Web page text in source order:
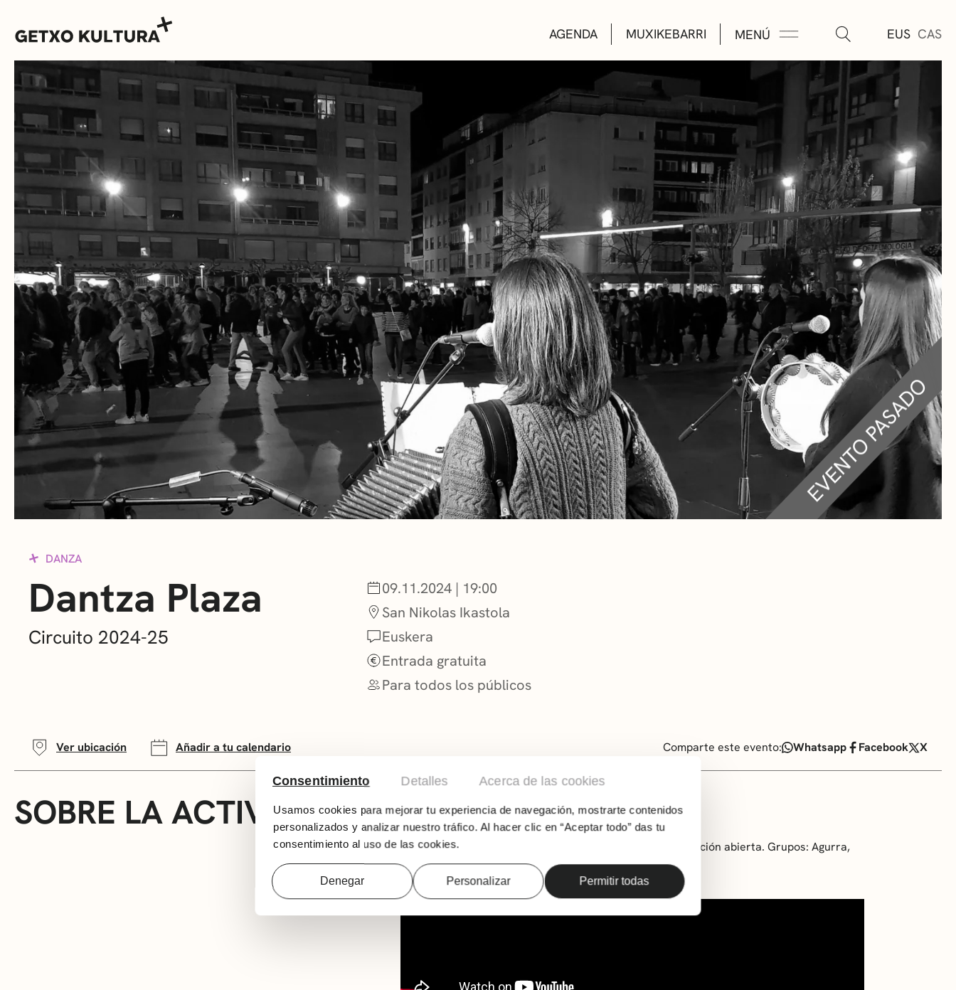
Consentimiento Detalles Acerca de las cookies
Usamos cookies para mejorar tu experiencia de navegación, mostrarte contenidos
personalizados y analizar nuestro tráfico. Al hacer clic en “Aceptar todo” das tu
consentimiento al uso de las cookies.
Denegar Personalizar Permitir todas
AGENDA MUXIKEBARRI MENÚ EUS CAS
AGENDA
MUXIKEBARRI
CONTACTO
ENTRADAS
AULAS DE CULTURA
BIBLIOTECAS
ESCUELA DE MÚSICA
CONVOCATORIAS
NOTICIAS
GETXO KULTURA
ASOCIACIONES CULTURALES
DANZA
Dantza Plaza
Circuito 2024-25
09.11.2024 | 19:00
San Nikolas Ikastola
Euskera
Entrada gratuita
Para todos los públicos
Ver ubicación Añadir a tu calendario Comparte este evento: Whatsapp Facebook X
SOBRE LA ACTIVIDAD
Romería popular a cargo de grupos locales y con participación abierta. Grupos: Agurra,
Berantzagi, Itxartu, Itxas Argia y Zasi Eskola.